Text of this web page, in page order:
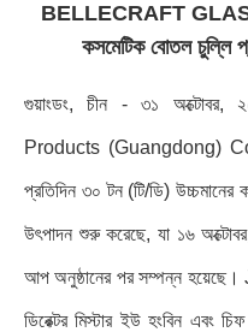
BELLECRAFT GLASS
কসমেটিক বোতল চুল্লি
গুয়াংডং, চীন - ৩১
Products (Guangdong) Co.,
প্রতিদিন ৩০ টন (টি/ডি)
উৎপাদন শুরু করেছে, যা ১৬
আপ অনুষ্ঠানের পর সম্পন্ন
ডিরেক্টর মিস্টার ইউ হংবিন এবং